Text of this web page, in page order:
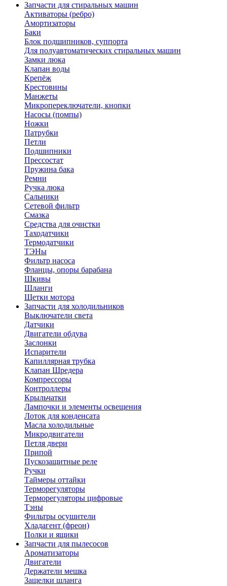
Запчасти для стиральных машин
Активаторы (ребро)
Амортизаторы
Баки
Блок подшипников, суппорта
Для полуавтоматических стиральных машин
Замки люка
Клапан воды
Крепёж
Крестовины
Манжеты
Микропереключатели, кнопки
Насосы (помпы)
Ножки
Патрубки
Петли
Подшипники
Прессостат
Пружина бака
Ремни
Ручка люка
Сальники
Сетевой фильтр
Смазка
Средства для очистки
Таходатчики
Термодатчики
ТЭНы
Фильтр насоса
Фланцы, опоры барабана
Шкивы
Шланги
Щетки мотора
Запчасти для холодильников
Выключатели света
Датчики
Двигатели обдува
Заслонки
Испарители
Капиллярная трубка
Клапан Шредера
Компрессоры
Контроллеры
Крыльчатки
Лампочки и элементы освещения
Лоток для конденсата
Масла холодильные
Микродвигатели
Петля двери
Припой
Пускозащитные реле
Ручки
Таймеры оттайки
Терморегуляторы
Терморегуляторы цифровые
Тэны
Фильтры осушители
Хладагент (фреон)
Полки и ящики
Запчасти для пылесосов
Ароматизаторы
Двигатели
Держатели мешка
Защелки шланга